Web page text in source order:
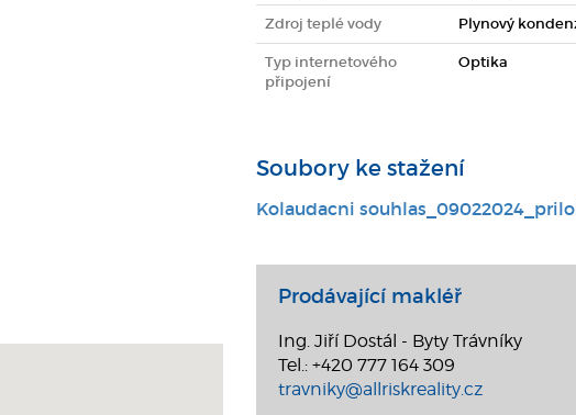
Zdroj teplé vody Plynový
Typ internetového
připojení
Optika
Soubory ke stažení
Kolaudacni
Prodávající makléř
Ing. Jiří Dostál - Byty Trávníky
Tel.: +420 777 164 309
travniky@allriskreality.cz